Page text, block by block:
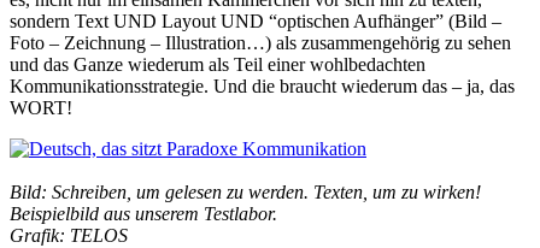
sondern Text UND Layout UND “optischen Aufhänger” (Bild –
Foto – Zeichnung – Illustration…) als zusammengehörig zu sehen
und das Ganze wiederum als Teil einer wohlbedachten
Kommunikationsstrategie. Und die braucht wiederum das – ja, das
WORT!
Bild: Schreiben, um gelesen zu werden. Texten, um zu wirken!
Beispielbild aus unserem Testlabor.
Grafik: TELOS